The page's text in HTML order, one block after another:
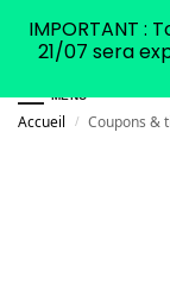
MENU
Accueil / Coupons &
IMPORTANT :
21/07 sera